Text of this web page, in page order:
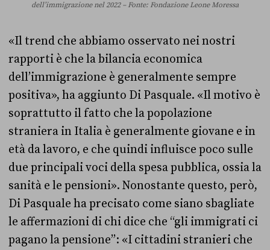
dell’immigrazione nel 2022 – Fonte: Fondazione Leone Moressa
«Il trend che abbiamo osservato nei nostri
rapporti è che la bilancia economica
dell’immigrazione è generalmente sempre
positiva», ha aggiunto Di Pasquale. «Il motivo è
soprattutto il fatto che la popolazione
straniera in Italia è generalmente giovane e in
età da lavoro, e che quindi influisce poco sulle
due principali voci della spesa pubblica, ossia la
sanità e le pensioni». Nonostante questo, però,
Di Pasquale ha precisato come siano sbagliate
le affermazioni di chi dice che “gli immigrati ci
pagano la pensione”: «I cittadini stranieri che